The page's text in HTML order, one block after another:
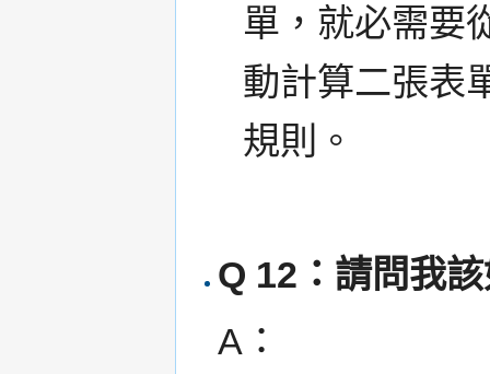
單，就必需要
動計算二張表
規則。
Q 12：請問我
A：